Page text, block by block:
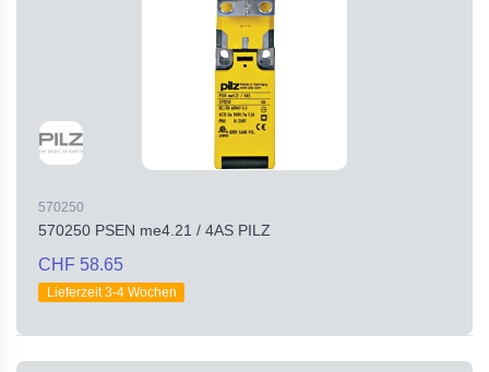
570250
570250 PSEN me4.21 / 4AS PILZ
CHF 58.65
Lieferzeit 3-4 Wochen